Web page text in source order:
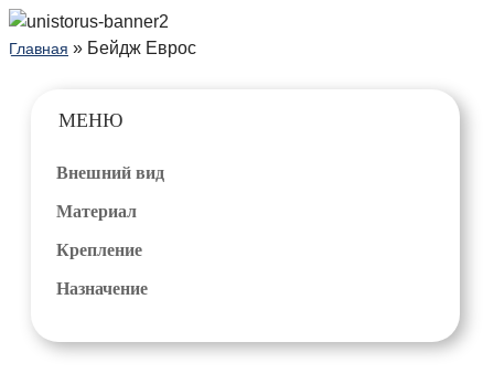
Главная » Бейдж Еврос
МЕНЮ
Внешний вид
Материал
Крепление
Назначение